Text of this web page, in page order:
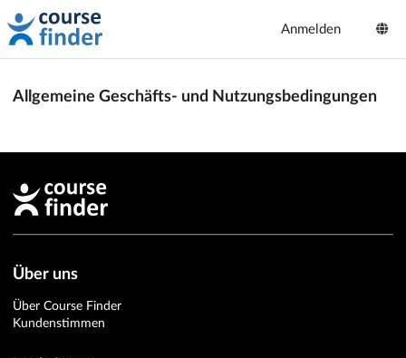
Anmelden
Allgemeine Geschäfts- und Nutzungsbedingungen
Über uns
Über Course Finder
Kundenstimmen